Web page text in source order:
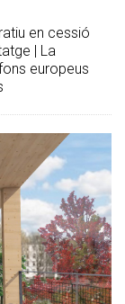
en cessió
| La
europeus